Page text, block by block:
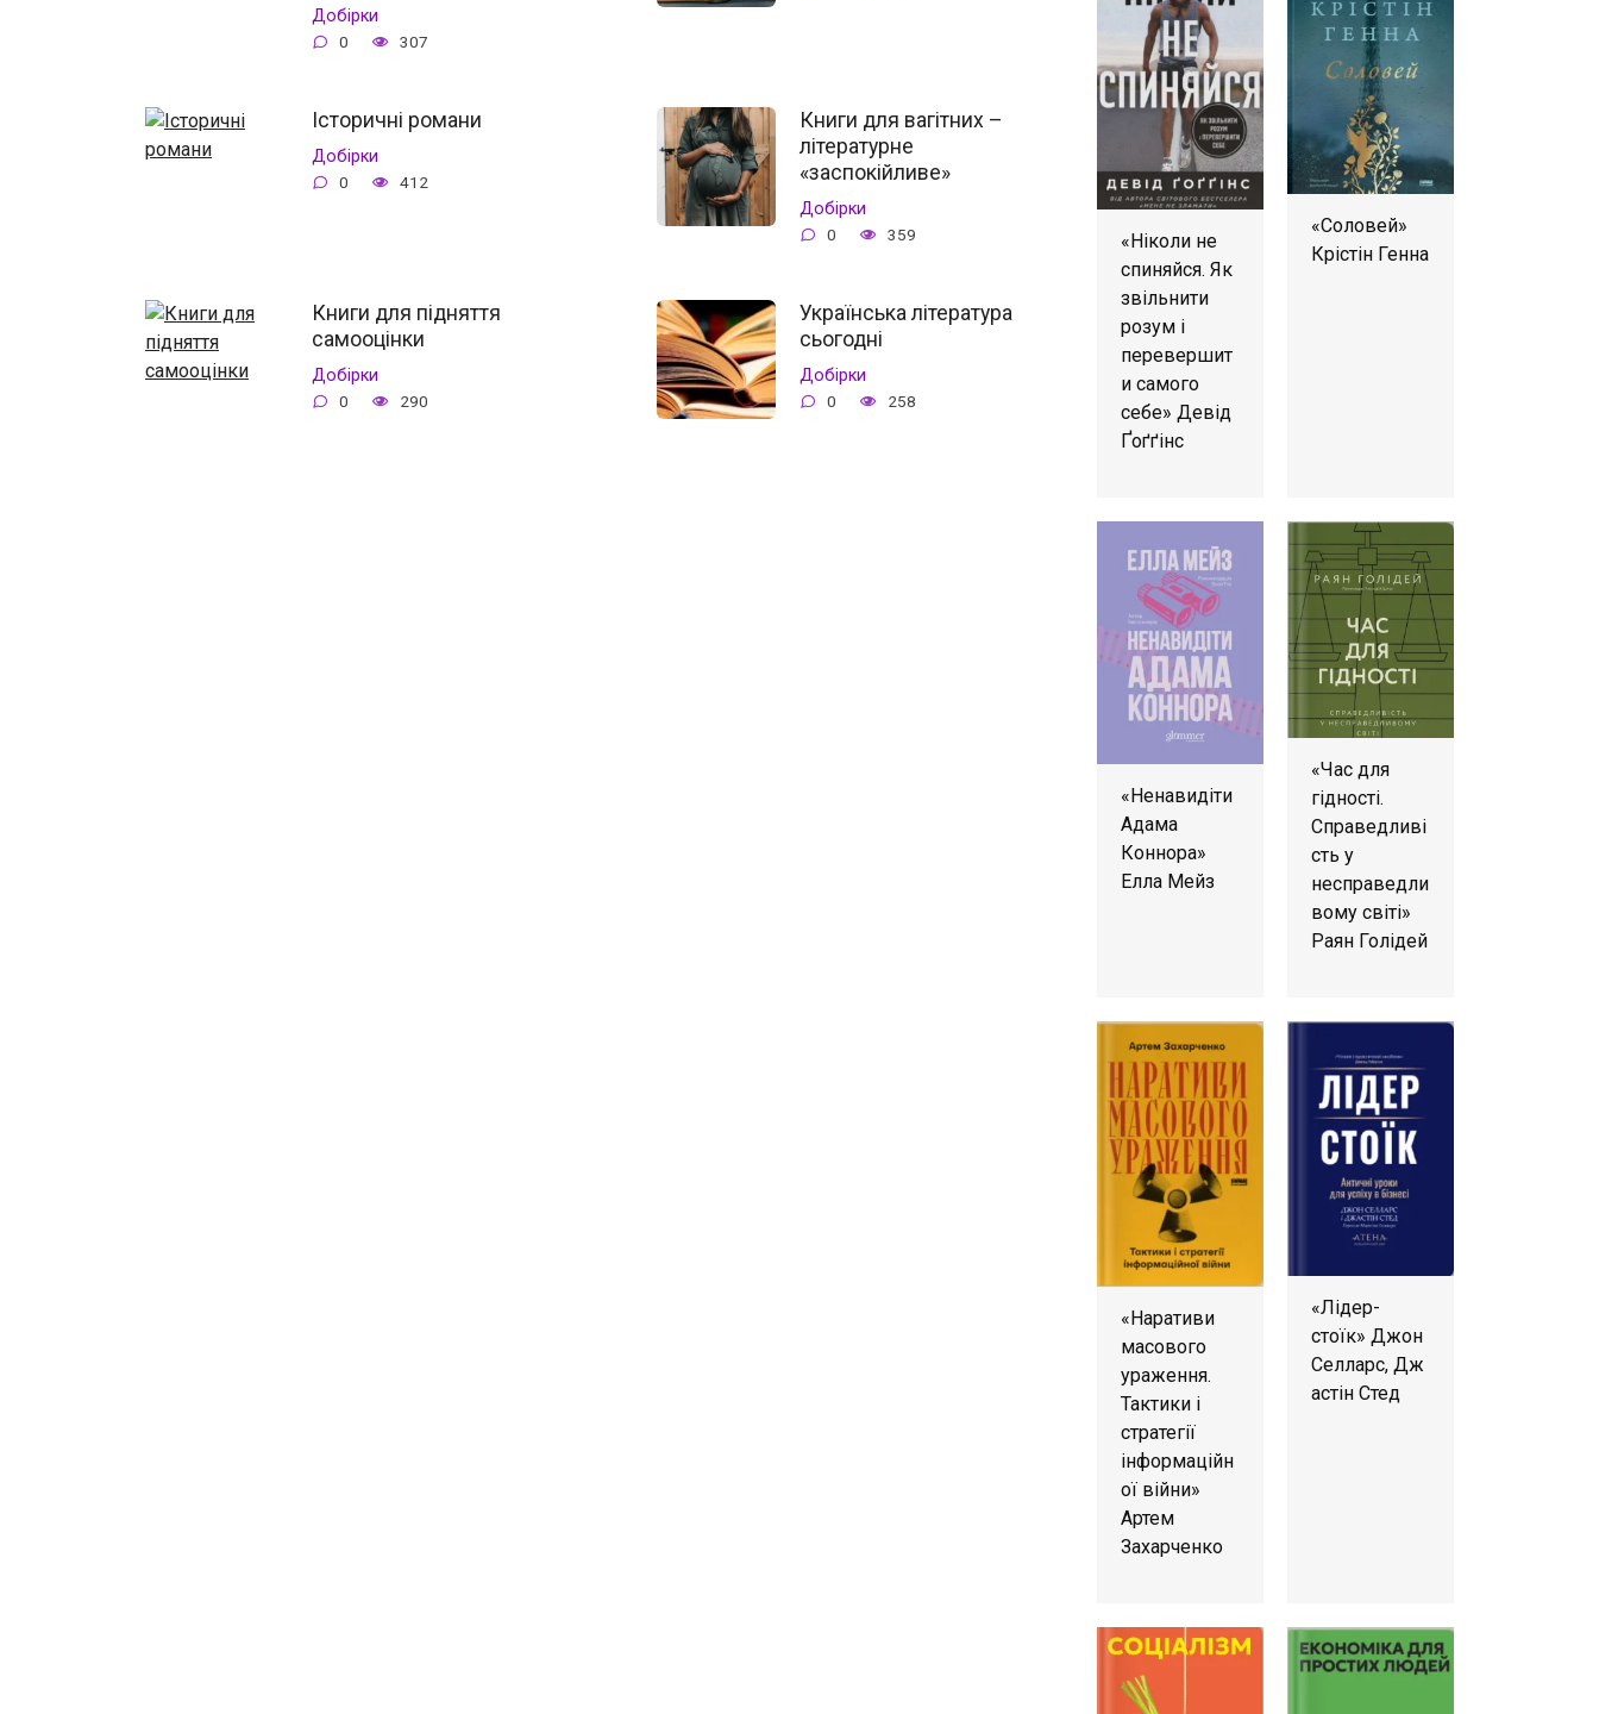
Добірки
0 307
Історичні романи
Добірки
0 412
Книги для вагітних –
літературне
«заспокійливе»
Добірки
0 359
Книги для підняття
самооцінки
Добірки
0 290
Українська література
сьогодні
Добірки
0 258
«Ніколи не
спиняйся. Як
звільнити
розум і
перевершит
и самого
себе» Девід
Ґоґґінс
«Соловей»
Крістін Генна
«Ненавидіти
Адама
Коннора»
Елла Мейз
«Час для
гідності.
Справедливі
сть у
несправедли
вому світі»
Раян Голідей
«Наративи
масового
ураження.
Тактики і
стратегії
інформаційн
ої війни»
Артем
Захарченко
«Лідер-
стоїк» Джон
Селларс, Дж
астін Стед